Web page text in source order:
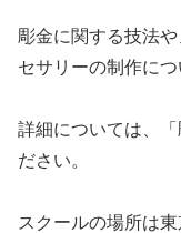
彫金に関する技法
セサリーの制作につ
詳細については、
ださい。
スクールの場所は